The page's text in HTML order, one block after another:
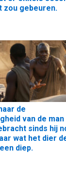
zou gebeuren.
de
van de man
sinds hij
wat het dier
diep.